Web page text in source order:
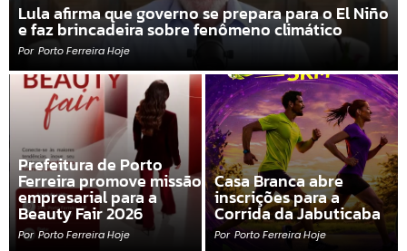
Lula afirma que governo se prepara para o El Niño
e faz brincadeira sobre fenômeno climático
Por Porto Ferreira Hoje
Prefeitura de Porto
Ferreira promove missão
empresarial para a
Beauty Fair 2026
Por Porto Ferreira Hoje
Casa Branca abre
inscrições para a
Corrida da Jabuticaba
Por Porto Ferreira Hoje